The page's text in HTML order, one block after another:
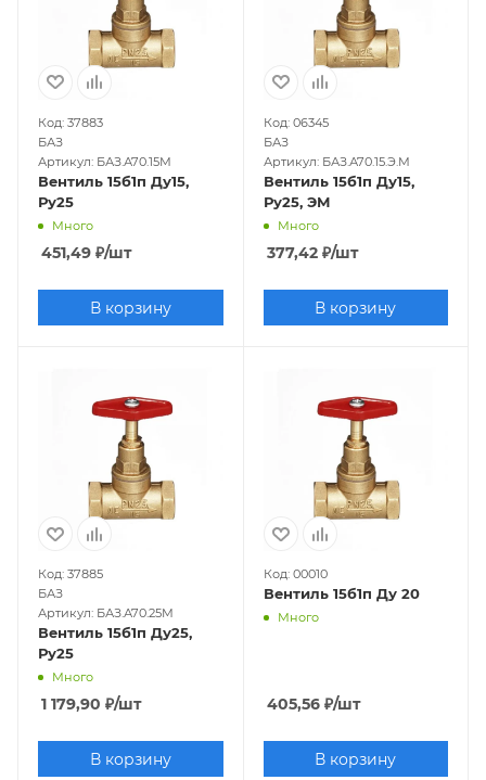
Код: 37883
БАЗ
Артикул: БАЗ.А70.15М
Вентиль 15б1п Ду15,
Ру25
Много
451,49 ₽/шт
В корзину
Код: 06345
БАЗ
Артикул: БАЗ.А70.15.Э.М
Вентиль 15б1п Ду15,
Ру25, ЭМ
Много
377,42₽/шт
В корзину
Код: 37885
БАЗ
Артикул: БАЗ.А70.25М
Вентиль 15б1п Ду25,
Ру25
Много
1 179,90 ₽/шт
В корзину
Код: 00010
Вентиль 15б1п Ду 20
Много
405,56₽/шт
В корзину